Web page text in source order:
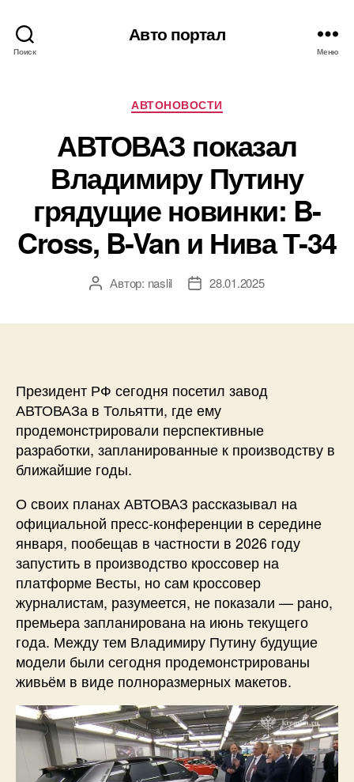
Поиск
Авто портал
Меню
Рубрики
АВТОНОВОСТИ
АВТОВАЗ показал
Владимиру Путину
грядущие новинки: B-
Cross, B-Van и Нива Т-34
АвторАвтор: naslil
Дата28.01.2025
Президент РФ сегодня посетил завод
АВТОВАЗа в Тольятти, где ему
продемонстрировали перспективные
разработки, запланированные к производству в
ближайшие годы.
О своих планах АВТОВАЗ рассказывал на
официальной пресс-конференции в середине
января, пообещав в частности в 2026 году
запустить в производство кроссовер на
платформе Весты, но сам кроссовер
журналистам, разумеется, не показали — рано,
премьера запланирована на июнь текущего
года. Между тем Владимиру Путину будущие
модели были сегодня продемонстрированы
живьём в виде полноразмерных макетов.